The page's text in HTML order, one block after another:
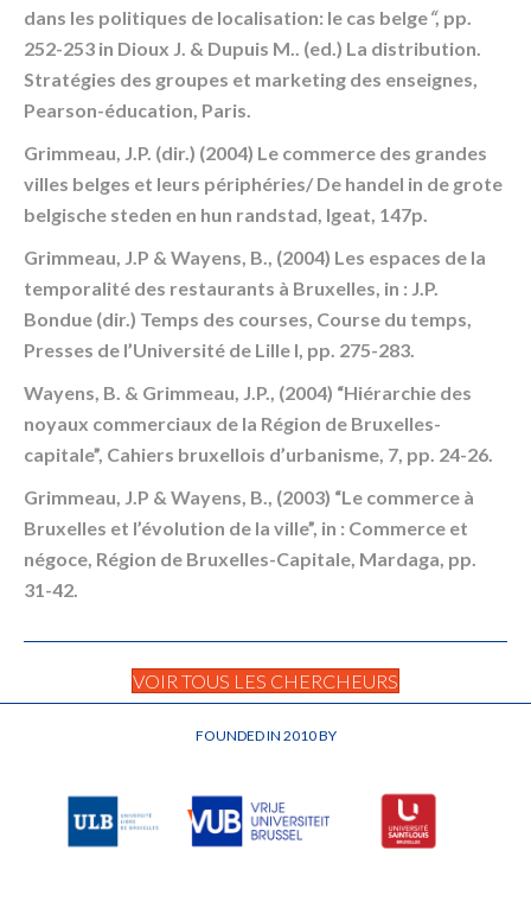
dans les politiques de localisation: le cas belge“, pp.
252-253 in Dioux J. & Dupuis M.. (ed.) La distribution.
Stratégies des groupes et marketing des enseignes,
Pearson-éducation, Paris.
Grimmeau, J.P. (dir.) (2004) Le commerce des grandes
villes belges et leurs périphéries/ De handel in de grote
belgische steden en hun randstad, Igeat, 147p.
Grimmeau, J.P & Wayens, B., (2004) Les espaces de la
temporalité des restaurants à Bruxelles, in : J.P.
Bondue (dir.) Temps des courses, Course du temps,
Presses de l’Université de Lille I, pp. 275-283.
Wayens, B. & Grimmeau, J.P., (2004) “Hiérarchie des
noyaux commerciaux de la Région de Bruxelles-
capitale”, Cahiers bruxellois d’urbanisme, 7, pp. 24-26.
Grimmeau, J.P & Wayens, B., (2003) “Le commerce à
Bruxelles et l’évolution de la ville”, in : Commerce et
négoce, Région de Bruxelles-Capitale, Mardaga, pp.
31-42.
VOIR TOUS LES CHERCHEURS
FOUNDED IN 2010 BY